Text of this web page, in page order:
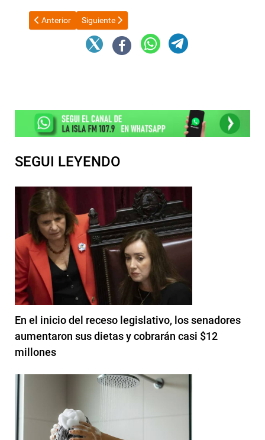
Artículo anterior: Tras el fuerte malestar interno, el Gobierno
Anterior Artículo siguiente: Jalil expuso en Congreso
Siguiente
SEGUI LEYENDO
En el inicio del receso legislativo, los senadores
aumentaron sus dietas y cobrarán casi $12
millones